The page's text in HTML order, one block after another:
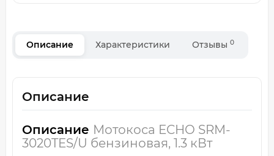
Описание Характеристики Отзывы 0
Описание
Описание Мотокоса ECHO SRM-
3020TES/U бензиновая, 1.3 кВт